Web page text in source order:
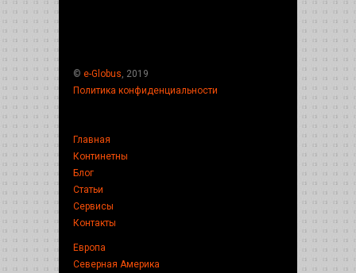
© e-Globus , 2019
Политика конфиденциальности
Главная
Континетны
Блог
Статьи
Сервисы
Контакты
Европа
Северная Америка